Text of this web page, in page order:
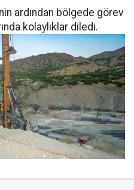
ardından bölgede görev
kolaylıklar diledi.